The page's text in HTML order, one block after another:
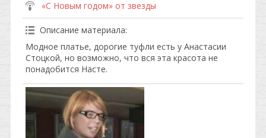
«С Новым годом» от звезды
Описание материала:
Модное платье, дорогие туфли есть у Анастасии
Стоцкой, но возможно, что вся эта красота не
понадобится Насте.